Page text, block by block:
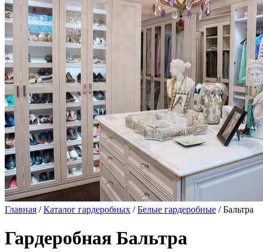
Главная /Каталог гардеробных /Белые гардеробные / Бальтра
Гардеробная Бальтра